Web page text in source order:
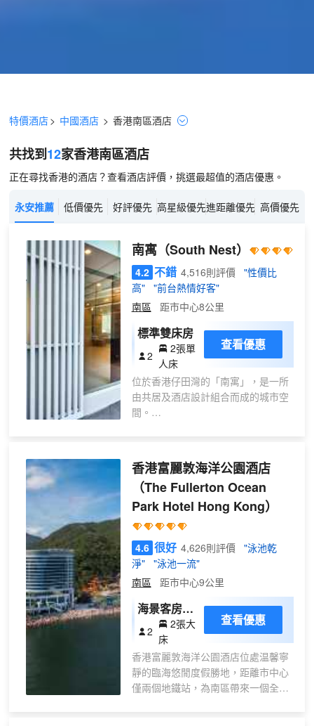
特價酒店> 中國酒店 > 香港南區酒店
共找到12家香港南區酒店
正在尋找香港的酒店？查看酒店評價，挑選最超值的酒店優惠。
永安推薦 低價優先 好評優先 高星級優先進距離優先 高價優先
南寓（South Nest）
4.2 不錯 4,516則評價
"性價比
高"
"前台熱情好客"
南區
距市中心8公里
標準雙床房
2
2張單
人床
查看優惠
位於香港仔田灣的「南寓」，是一所
由共居及酒店設計組合而成的城市空
間。
朝氣與活力。
我們竭誠用心地照顧客人的需要，提
供令人耳目一新的住宿選擇； 我們以
持續追求精益求精的服務及積極主動
地照顧客人的身心靈為使命。
南寓是為充滿熱情的環球旅人而設
計：包括追求身心靈健康生活，接觸
多元化新事物，喜歡探索本地文化，
以及商務旅客。他們帶着不同的自身
經驗，抱着更大好奇心瞭解本地的故
事，找出緊密相連的歸屬感，擁抱多
樣化的生活方式。
位於香港仔田灣的「南寓」，交通網
香港富麗敦海洋公園酒店
（The Fullerton Ocean
Park Hotel Hong Kong）
4.6 很好 4,626則評價
"泳池乾
淨"
"泳池一流"
南區
距市中心9公里
海景客房
(兩張雙人
大床)
2
2張大
床
查看優惠
香港富麗敦海洋公園酒店位處温馨寧
靜的臨海悠閒度假勝地，距離市中心
僅兩個地鐵站，為南區帶來一個全新